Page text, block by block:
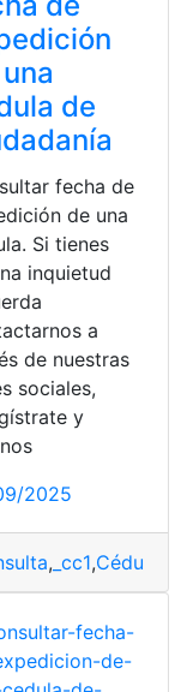
de
fecha de
de una
Si tienes
inquietud
a
de nuestras
sociales,
y
2025
, _cc1,Cédula